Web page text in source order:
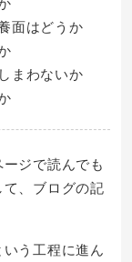
面はどうか
まわないか
ジで読んでも
、ブログの記
う工程に進ん